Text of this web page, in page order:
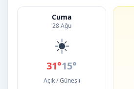
Cuma
28 Ağu
☀️
31°15°
Açık / Güneşli